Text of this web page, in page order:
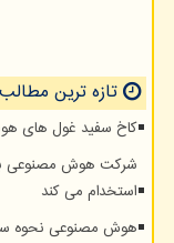
تازه ترین
کاخ سفید غول های
شرکت هوش مصنوعی
استخدام می کند
هوش مصنوعی نحوه